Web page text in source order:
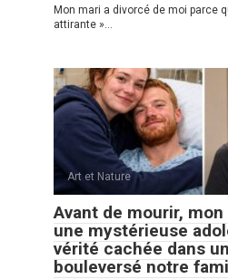
Mon mari a divorcé de moi parce
attirante »…
Art et Nature
Avant de mourir, mon
une mystérieuse
vérité cachée dans
bouleversé notre